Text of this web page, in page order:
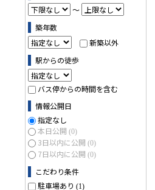
～
築年数
新築以外
駅からの徒歩
バス停からの時間を含む
情報公開日
指定なし
本日公開 (0)
3日以内に公開 (0)
7日以内に公開 (0)
こだわり条件
駐車場あり (1)